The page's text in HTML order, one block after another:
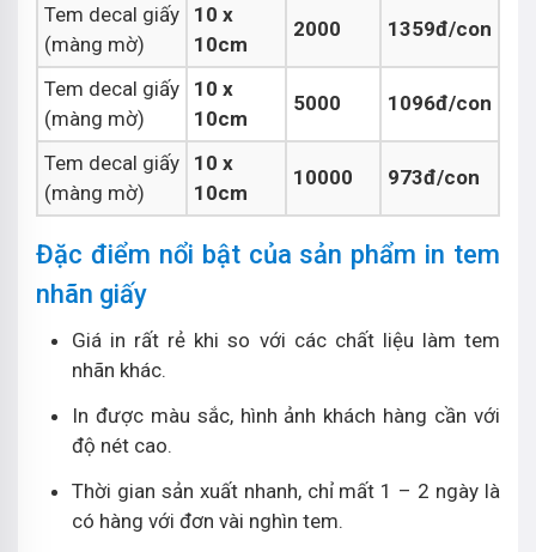
Tem decal giấy
(màng mờ)
10 x
10cm
2000 1359đ/con
Tem decal giấy
(màng mờ)
10 x
10cm
5000 1096đ/con
Tem decal giấy
(màng mờ)
10 x
10cm
10000 973đ/con
Đặc điểm nổi bật của sản phẩm in tem
nhãn giấy
Giá in rất rẻ khi so với các chất liệu làm tem
nhãn khác.
In được màu sắc, hình ảnh khách hàng cần với
độ nét cao.
Thời gian sản xuất nhanh, chỉ mất 1 – 2 ngày là
có hàng với đơn vài nghìn tem.